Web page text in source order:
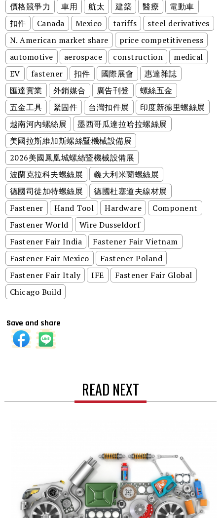
價格競爭力
車用 航太 建築 醫療
電動車
扣件
Canada Mexico tariffs
steel derivatives
N. American market share
price competitiveness
automotive
aerospace construction
medical
EV
fastener 扣件 國際展會
惠達雜誌
匯達實業
外銷媒合 廣告刊登
螺絲五金
五金工具
緊固件 台灣扣件展
印度新德里螺絲展
越南河內螺絲展
墨西哥瓜達拉哈拉螺絲展
美國拉斯維加斯螺絲暨機械設備展
2026美國鳳凰城螺絲暨機械設備展
波蘭克拉科夫螺絲展
義大利米蘭螺絲展
德國司徒加特螺絲展
德國杜塞道夫線材展
Fastener
Hand Tool Hardware
Component
Fastener World
Wire Dusseldorf
Fastener Fair India
Fastener Fair Vietnam
Fastener Fair Mexico
Fastener Poland
Fastener Fair Italy
IFE
Fastener Fair Global
Chicago Build
Save and share
READ NEXT